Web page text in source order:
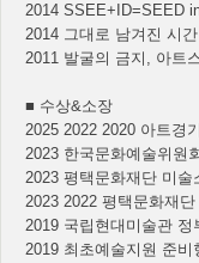
2014 SSEE+ID=SEED
2014 그대로 남겨진 시
2011 발굴의 금지, 아트
■ 수상&소장
2025 2022 2020 아트경
2023 한국문화예술위원
2023 평택문화재단 미술
2023 2022 평택문화재
2019 국립현대미술관 정
2019 최초예술지원 준